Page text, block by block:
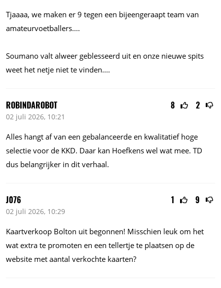
Tjaaaa, we maken er 9 tegen een bijeengeraapt team van
amateurvoetballers....
Soumano valt alweer geblesseerd uit en onze nieuwe spits
weet het netje niet te vinden....
8 2
ROBINDAROBOT
02 juli 2026, 10:21
Alles hangt af van een gebalanceerde en kwalitatief hoge
selectie voor de KKD. Daar kan Hoefkens wel wat mee. TD
dus belangrijker in dit verhaal.
1 9
J076
02 juli 2026, 10:29
Kaartverkoop Bolton uit begonnen! Misschien leuk om het
wat extra te promoten en een tellertje te plaatsen op de
website met aantal verkochte kaarten?